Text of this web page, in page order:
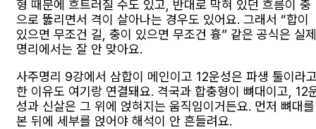
형 때문에 흐트러질 수도 있고, 반대로 막혀 있던 흐름이 충
으로 뚫리면서 격이 살아나는 경우도 있어요. 그래서 “합이
있으면 무조건 길, 충이 있으면 무조건 흉” 같은 공식은 실제
명리에서는 잘 안 맞아요.
사주명리 9강에서 삼합이 메인이고 12운성은 파생 툴이라
한 이유도 여기랑 연결돼요. 격국과 합충형이 뼈대이고, 12
성과 신살은 그 위에 얹혀지는 움직임이거든요. 먼저 뼈대를
본 뒤에 세부를 얹어야 해석이 안 흔들려요.